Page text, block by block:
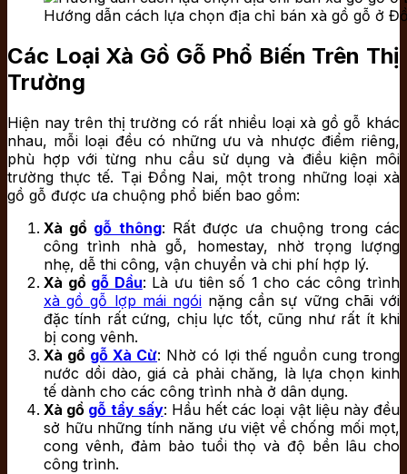
Hướng dẫn cách lựa chọn địa chỉ bán xà gồ gỗ ở
Các Loại Xà Gồ Gỗ Phổ Biến Trên Thị
Trường
Hiện nay trên thị trường có rất nhiều loại xà gồ gỗ khác
nhau, mỗi loại đều có những ưu và nhược điểm riêng,
phù hợp với từng nhu cầu sử dụng và điều kiện môi
trường thực tế. Tại Đồng Nai, một trong những loại xà
gồ gỗ được ưa chuộng phổ biến bao gồm:
Xà gồ gỗ thông: Rất được ưa chuộng trong các
công trình nhà gỗ, homestay, nhờ trọng lượng
nhẹ, dễ thi công, vận chuyển và chi phí hợp lý.
Xà gồ gỗ Dầu: Là ưu tiên số 1 cho các công trình
xà gồ gỗ lợp mái ngóinặng cần sự vững chãi với
đặc tính rất cứng, chịu lực tốt, cũng như rất ít khi
bị cong vênh.
Xà gồ gỗ Xà Cừ: Nhờ có lợi thế nguồn cung trong
nước dồi dào, giá cả phải chăng, là lựa chọn kinh
tế dành cho các công trình nhà ở dân dụng.
Xà gồ gỗ tẩy sấy: Hầu hết các loại vật liệu này đều
sở hữu những tính năng ưu việt về chống mối mọt,
cong vênh, đảm bảo tuổi thọ và độ bền lâu cho
công trình.